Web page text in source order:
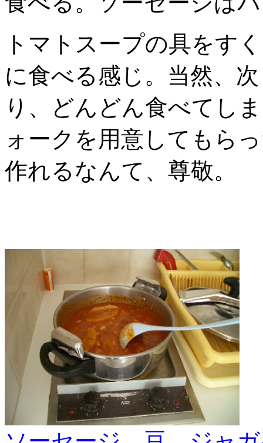
トマトスープの具をす
に食べる感じ。当然、
り、どんどん食べてし
ォークを用意してもら
作れるなんて、尊敬。